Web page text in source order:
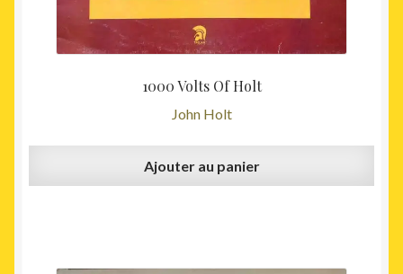
1000 Volts Of Holt
John Holt
Ajouter au panier